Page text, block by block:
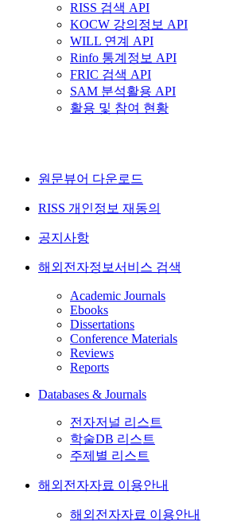
RISS 검색 API
KOCW 강의정보 API
WILL 연계 API
Rinfo 통계정보 API
FRIC 검색 API
SAM 분석활용 API
활용 및 참여 현황
원문뷰어 다운로드
RISS 개인정보 재동의
공지사항
해외전자정보서비스 검색
Academic Journals
Ebooks
Dissertations
Conference Materials
Reviews
Reports
Databases & Journals
전자저널 리스트
학술DB 리스트
주제별 리스트
해외전자자료 이용안내
해외전자자료 이용안내